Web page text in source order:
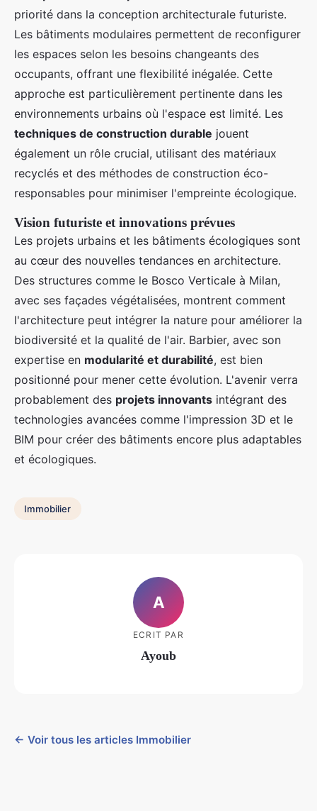
priorité dans la conception architecturale futuriste.
Les bâtiments modulaires permettent de reconfigurer
les espaces selon les besoins changeants des
occupants, offrant une flexibilité inégalée. Cette
approche est particulièrement pertinente dans les
environnements urbains où l'espace est limité. Les
techniques de construction durable jouent
également un rôle crucial, utilisant des matériaux
recyclés et des méthodes de construction éco-
responsables pour minimiser l'empreinte écologique.
Vision futuriste et innovations prévues
Les projets urbains et les bâtiments écologiques sont
au cœur des nouvelles tendances en architecture.
Des structures comme le Bosco Verticale à Milan,
avec ses façades végétalisées, montrent comment
l'architecture peut intégrer la nature pour améliorer la
biodiversité et la qualité de l'air. Barbier, avec son
expertise en modularité et durabilité, est bien
positionné pour mener cette évolution. L'avenir verra
probablement des projets innovants intégrant des
technologies avancées comme l'impression 3D et le
BIM pour créer des bâtiments encore plus adaptables
et écologiques.
Immobilier
A
ECRIT PAR
Ayoub
← Voir tous les articles Immobilier